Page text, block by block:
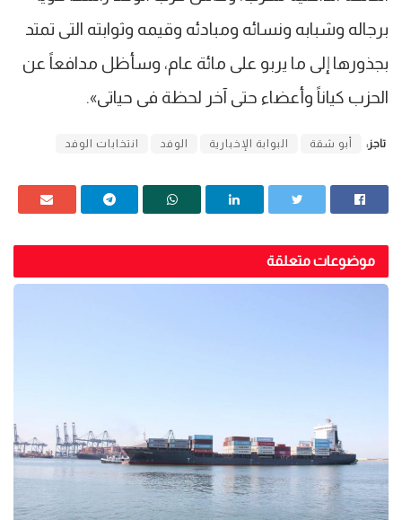
برجاله وشبابه ونسائه ومبادئه وقيمه وثوابته التى تمتد
بجذورها إلى ما يربو على مائة عام، وسأظل مدافعاً عن
الحزب كياناً وأعضاء حتى آخر لحظة فى حياتى».
تاجز: أبو شقة البوابة الإخبارية الوفد انتخابات الوفد
موضوعات متعلقة